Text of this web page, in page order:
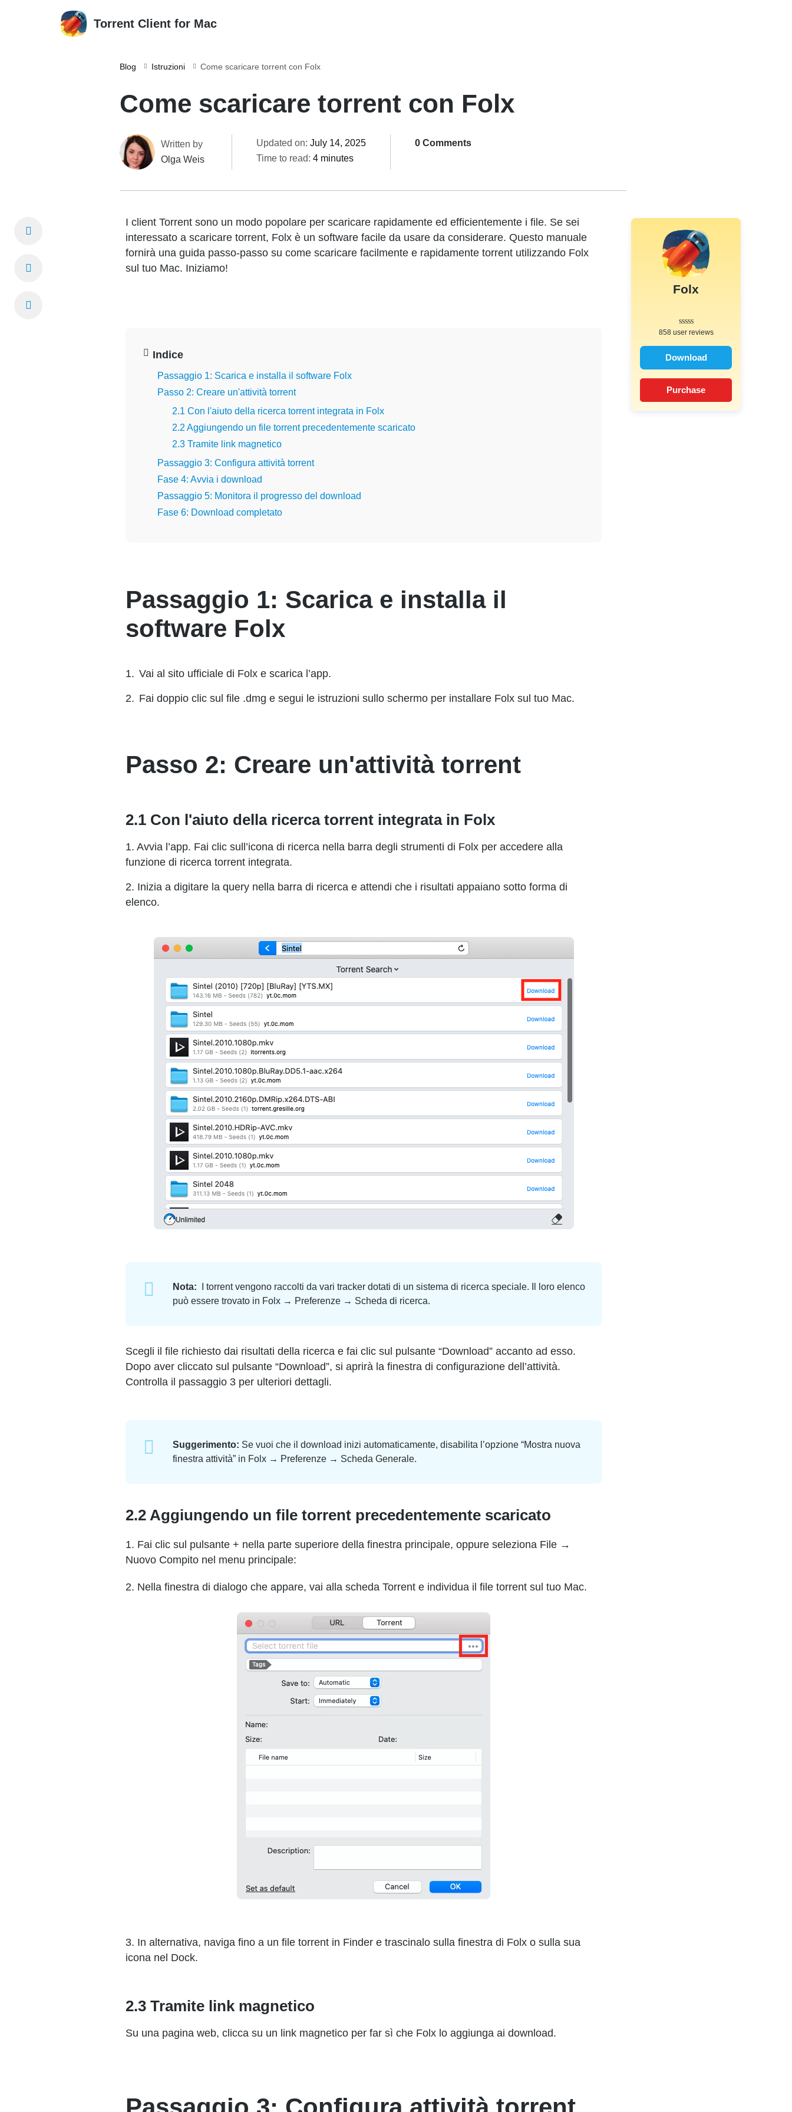
Torrent Client for Mac
Blog Istruzioni Come scaricare torrent con Folx
Come scaricare torrent con Folx
Written by
Olga Weis
Updated on: July 14, 2025
Time to read: 4 minutes
0 Comments
I client Torrent sono un modo popolare per scaricare rapidamente ed efficientemente i file. Se sei
interessato a scaricare torrent, Folx è un software facile da usare da considerare. Questo manuale
fornirà una guida passo-passo su come scaricare facilmente e rapidamente torrent utilizzando Folx
sul tuo Mac. Iniziamo!
Indice
Passaggio 1: Scarica e installa il software Folx
Passo 2: Creare un'attività torrent
2.1 Con l'aiuto della ricerca torrent integrata in Folx
2.2 Aggiungendo un file torrent precedentemente scaricato
2.3 Tramite link magnetico
Passaggio 3: Configura attività torrent
Fase 4: Avvia i download
Passaggio 5: Monitora il progresso del download
Fase 6: Download completato
Passaggio 1: Scarica e installa il
software Folx
Vai al sito ufficiale di Folx e scarica l’app.
Fai doppio clic sul file .dmg e segui le istruzioni sullo schermo per installare Folx sul tuo Mac.
Passo 2: Creare un'attività torrent
2.1 Con l'aiuto della ricerca torrent integrata in Folx
1. Avvia l’app. Fai clic sull’icona di ricerca nella barra degli strumenti di Folx per accedere alla
funzione di ricerca torrent integrata.
2. Inizia a digitare la query nella barra di ricerca e attendi che i risultati appaiano sotto forma di
elenco.
Nota:
I torrent vengono raccolti da vari tracker dotati di un sistema di ricerca speciale. Il loro elenco
può essere trovato in Folx → Preferenze → Scheda di ricerca.
Scegli il file richiesto dai risultati della ricerca e fai clic sul pulsante “Download” accanto ad esso.
Dopo aver cliccato sul pulsante “Download”, si aprirà la finestra di configurazione dell’attività.
Controlla il passaggio 3 per ulteriori dettagli.
Suggerimento: Se vuoi che il download inizi automaticamente, disabilita l’opzione “Mostra nuova
finestra attività” in Folx → Preferenze → Scheda Generale.
2.2 Aggiungendo un file torrent precedentemente scaricato
1. Fai clic sul pulsante + nella parte superiore della finestra principale, oppure seleziona File →
Nuovo Compito nel menu principale:
2. Nella finestra di dialogo che appare, vai alla scheda Torrent e individua il file torrent sul tuo Mac.
3. In alternativa, naviga fino a un file torrent in Finder e trascinalo sulla finestra di Folx o sulla sua
icona nel Dock.
2.3 Tramite link magnetico
Su una pagina web, clicca su un link magnetico per far sì che Folx lo aggiunga ai download.
Folx
858 user reviews
Download
Purchase